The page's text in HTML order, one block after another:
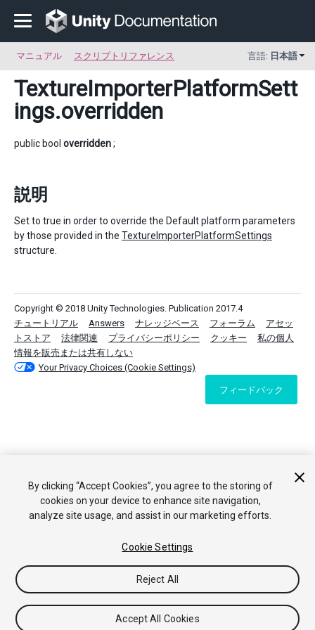
マニュアル スクリプトリファレンス 言語: 日本語
TextureImporterPlatformSett
ings.overridden
public bool overridden;
説明
Set to true in order to override the Default platform parameters
by those provided in the TextureImporterPlatformSettings
structure.
Copyright © 2018 Unity Technologies. Publication 2017.4
チュートリアル
Answers ナレッジベース フォーラム
アセッ
トストア
法律関連 プライバシーポリシー クッキー
私の個人
情報を販売または共有しない
Your Privacy Choices (Cookie Settings)
フィードバック
By clicking “Accept Cookies”, you agree to the storing of
cookies on your device to enhance site navigation,
analyze site usage, and assist in our marketing efforts.
Cookie Settings
Reject All
Accept All Cookies